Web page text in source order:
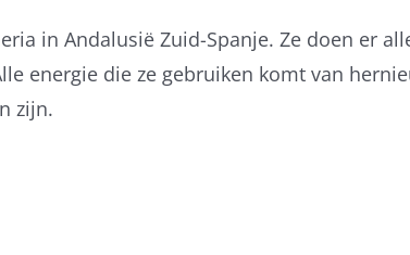
in Andalusië Zuid-Spanje. Ze doen er
energie die ze gebruiken komt van
zijn.